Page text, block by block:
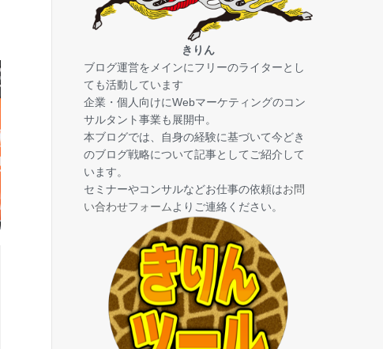
きりん
ブログ運営をメインにフリーのライターとし
ても活動しています
企業・個人向けにWebマーケティングのコン
サルタント事業も展開中。
本ブログでは、自身の経験に基づいて今どき
のブログ戦略について記事としてご紹介して
います。
セミナーやコンサルなどお仕事の依頼はお問
い合わせフォームよりご連絡ください。